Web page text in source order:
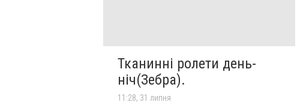
Тканинні ролети день-
ніч(Зебра).
11:28, 31 липня